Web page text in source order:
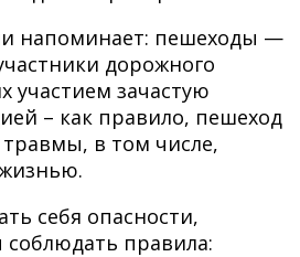
напоминает: пешеходы —
дорожного
участием зачастую
– как правило, пешеход
в том числе,
себя опасности,
правила: